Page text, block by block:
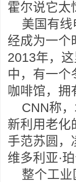
霍尔说它太
美国有
经成为一个
2013年，
中，有一个
咖啡馆，拥
CNN称
新利用老化
手范苏圆，
维多利亚·
整个工业